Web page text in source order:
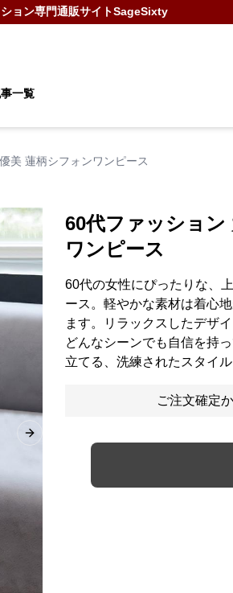
ョン専門通販サイトSageSixty
一覧
美 蓮柄シフォンワンピース
Next slide
60代ファッション
ワンピース
60代の女性にぴったりな、
ース。軽やかな素材は着心
ます。リラックスしたデザ
どんなシーンでも自信を持
立てる、洗練されたスタイル
ご注文確定